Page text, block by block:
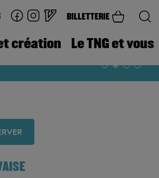
BILLETTERIE
création Le TNG et vous